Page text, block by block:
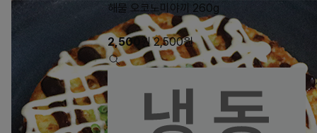
해물 오코노미야끼 260g
2,500 원 2,500원